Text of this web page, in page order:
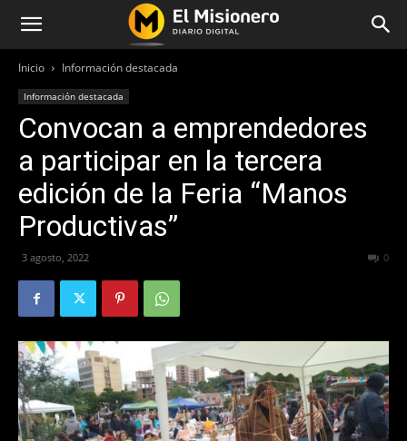
Inicio Información destacada
Información destacada
Convocan a emprendedores
a participar en la tercera
edición de la Feria “Manos
Productivas”
3 agosto, 2022 0